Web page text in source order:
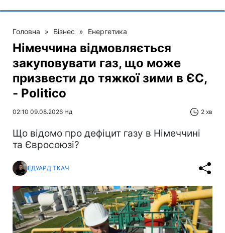
Головна » Бізнес » Енергетика
Німеччина відмовляється
закуповувати газ, що може
призвести до тяжкої зими в ЄС,
- Politico
02:10 09.08.2026 Нд 2 хв
Що відомо про дефіцит газу в Німеччині
та Євросоюзі?
ЕДУАРД ТКАЧ